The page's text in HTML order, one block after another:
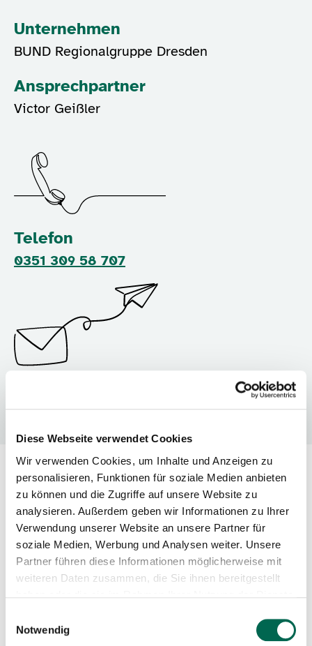
Diese Webseite verwendet Cookies
Wir verwenden Cookies, um Inhalte und Anzeigen zu
personalisieren, Funktionen für soziale Medien anbieten
zu können und die Zugriffe auf unsere Website zu
analysieren. Außerdem geben wir Informationen zu Ihrer
Verwendung unserer Website an unsere Partner für
soziale Medien, Werbung und Analysen weiter. Unsere
Partner führen diese Informationen möglicherweise mit
weiteren Daten zusammen, die Sie ihnen bereitgestellt
Notwendig
Unternehmen
BUND Regionalgruppe Dresden
Ansprechpartner
Victor Geißler
Telefon
0351 309 58 707
naturschutz@bund-dresden.de
Vom 27.-31. August 2025 kannst Du mit uns eine
Woche lang ins Erzgebirge fahren und hast die
Möglichkeit viel über die Wiesenpflege zu lernen,
die artenreichen Bergwiesen zu entdecken und
Dich ganz praktisch für den Naturschutz
einzusetzen. Gemeinsam mit jungen Erwachsenen
und setzen uns mit viel Spaß und Energie für den
Erhalt der Artenvielfalt im Erzgebirge ein.